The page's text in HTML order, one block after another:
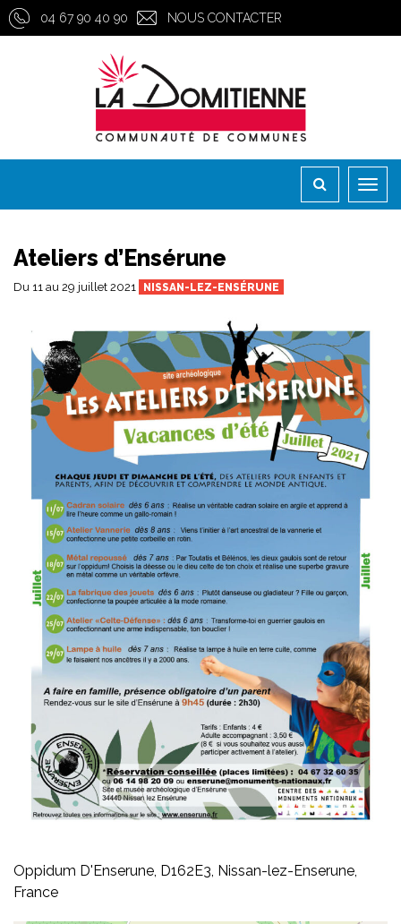
Gestion des traceurs
04 67 90 40 90 NOUS CONTACTER
Ateliers d’Ensérune
Du 11 au 29 juillet 2021 NISSAN-LEZ-ENSÉRUNE
Oppidum D'Enserune, D162E3, Nissan-lez-Enserune,
France